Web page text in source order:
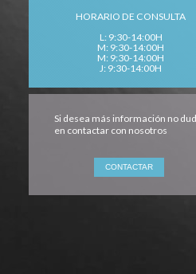
HORARIO DE CONSULTA
L: 9:30-14:00H
M: 9:30-14:00H
M: 9:30-14:00H
J: 9:30-14:00H
Si desea más información no
en contactar con nosotros